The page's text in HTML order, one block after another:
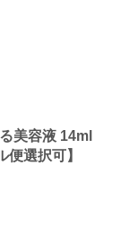
美容液 14ml
選択可】